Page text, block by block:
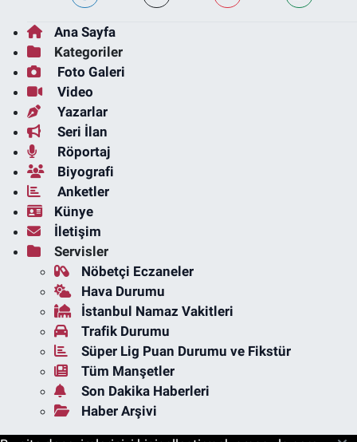
Ana Sayfa
Kategoriler
Foto Galeri
Video
Yazarlar
Seri İlan
Röportaj
Biyografi
Anketler
Künye
İletişim
Servisler
Nöbetçi Eczaneler
Hava Durumu
İstanbul Namaz Vakitleri
Trafik Durumu
Süper Lig Puan Durumu ve Fikstür
Tüm Manşetler
Son Dakika Haberleri
Haber Arşivi